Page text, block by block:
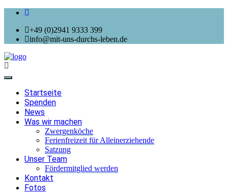
+49 (0)2941 9333 399
info@mit-uns-durchs-leben.de
Toggle
navigationStartseite
Spenden
News
Was wir machen
Zwergenköche
Ferienfreizeit für Alleinerziehende
Satzung
Unser Team
Fördermitglied werden
Kontakt
Fotos